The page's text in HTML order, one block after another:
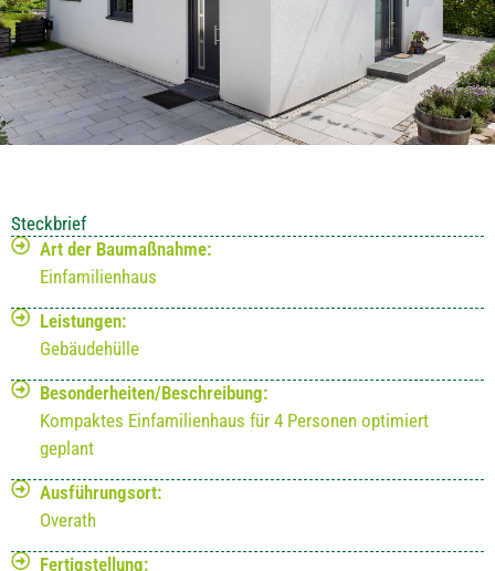
Steckbrief
Art der Baumaßnahme:
Einfamilienhaus
Leistungen:
Gebäudehülle
Besonderheiten/Beschreibung:
Kompaktes Einfamilienhaus für 4 Personen optimiert
geplant
Ausführungsort:
Overath
Fertigstellung: